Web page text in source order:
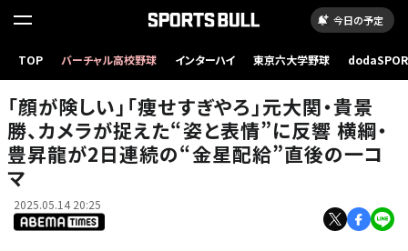
今日の予定
TOP バーチャル高校野球 インターハイ 東京六大学野球
龍が2日連続の“金星配給”直後の一コマ
「顔が険しい」「痩せすぎやろ」元大関・貴景
勝、カメラが捉えた“姿と表情”に反響 横綱・
豊昇龍が2日連続の“金星配給”直後の一コ
マ
2025.05.14 20:25